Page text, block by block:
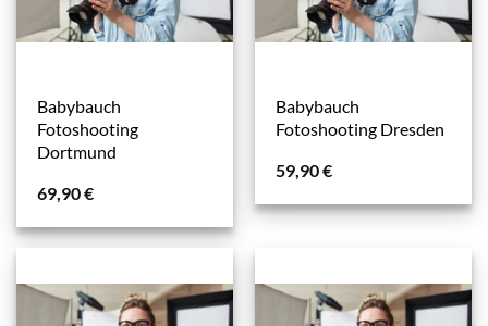
Babybauch
Fotoshooting
Dortmund
69,90€
Babybauch
Fotoshooting Dresden
59,90€